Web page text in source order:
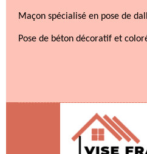
Maçon spécialisé en pose de
Pose de béton décoratif et